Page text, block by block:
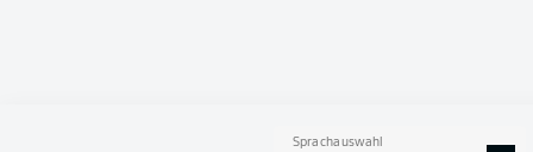
Sprachauswahl